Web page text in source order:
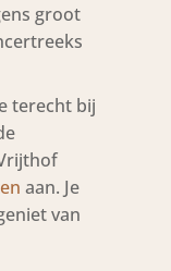
groot
terecht bij
aan. Je
van